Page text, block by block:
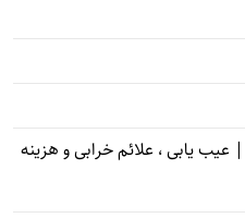
تعمیر گیربکس ام وی ام MVM | عیب یابی ، علائم خرابی و هزینه